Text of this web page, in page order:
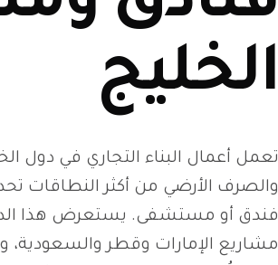
صفايات
تجهيزات
الخليج
تعمل أعمال البناء التجاري في دول
والصرف الأرضي من أكثر النطاقات
مشاريع الإمارات وقطر والسعودية،